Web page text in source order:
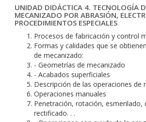
UNIDAD DIDÁCTICA 4. TECNOLOGÍA
MECANIZADO POR ABRASIÓN,
PROCEDIMIENTOS ESPECIALES
Procesos de fabricación y control
Formas y calidades que se
de mecanizado:
- Geometrías de mecanizado
- Acabados superficiales
Descripción de las operaciones de
Operaciones manuales
Penetración, rotación, esmerilado,
rectificado. . .